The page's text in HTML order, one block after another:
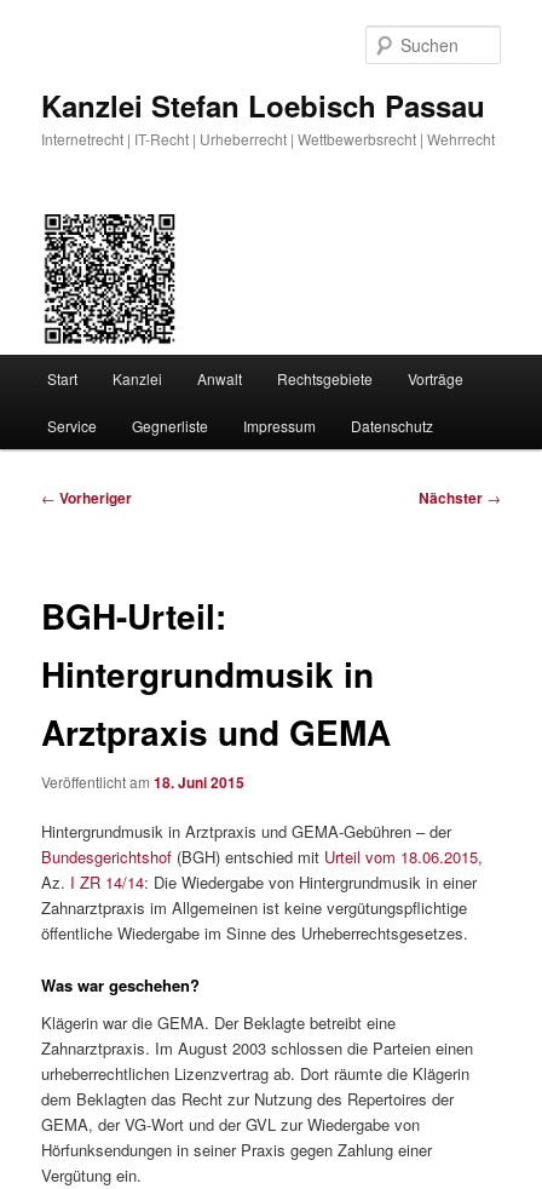
Kanzlei Stefan Loebisch Passau
Internetrecht | IT-Recht | Urheberrecht | Wettbewerbsrecht | Wehrrecht
Start Kanzlei Anwalt Rechtsgebiete Vorträge
Service Gegnerliste Impressum Datenschutz
Beitragsnavigation
← Vorheriger Nächster →
BGH-Urteil:
Hintergrundmusik in
Arztpraxis und GEMA
Veröffentlicht am18. Juni 2015
Hintergrundmusik in Arztpraxis und GEMA-Gebühren – der
Bundesgerichtshof (BGH) entschied mit Urteil vom 18.06.2015,
Az. I ZR 14/14: Die Wiedergabe von Hintergrundmusik in einer
Zahnarztpraxis im Allgemeinen ist keine vergütungspflichtige
öffentliche Wiedergabe im Sinne des Urheberrechtsgesetzes.
Was war geschehen?
Klägerin war die GEMA. Der Beklagte betreibt eine
Zahnarztpraxis. Im August 2003 schlossen die Parteien einen
urheberrechtlichen Lizenzvertrag ab. Dort räumte die Klägerin
dem Beklagten das Recht zur Nutzung des Repertoires der
GEMA, der VG-Wort und der GVL zur Wiedergabe von
Hörfunksendungen in seiner Praxis gegen Zahlung einer
Vergütung ein.